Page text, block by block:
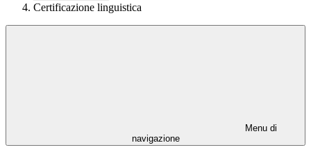
Certificazione linguistica
Menu di
navigazione